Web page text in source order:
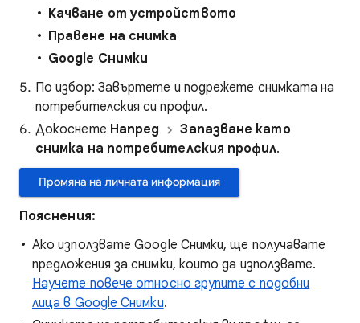
Качване от устройството
Правене на снимка
Google Снимки
По избор: Завъртете и подрежете снимката на
потребителския си профил.
Докоснете Напред
Запазване като
снимка на потребителския профил.
Промяна на личната информация
Пояснения:
Ако използвате Google Снимки, ще получавате
предложения за снимки, които да използвате.
Научете повече относно групите с подобни
лица в Google Снимки.